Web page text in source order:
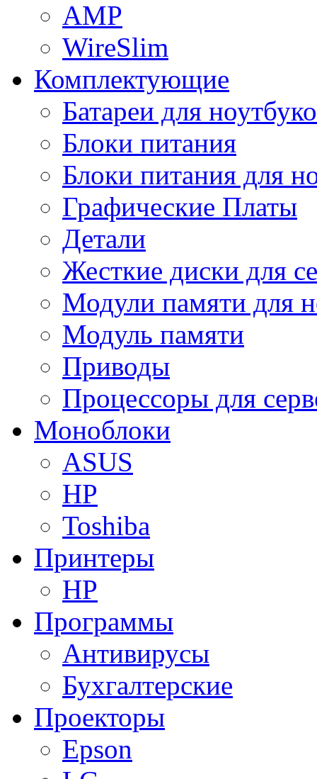
AMP
WireSlim
Комплектующие
Батареи для
Блоки питания
Блоки питания для
Графические Платы
Детали
Жесткие диски для
Модули памяти для
Модуль памяти
Приводы
Процессоры для
Моноблоки
ASUS
HP
Toshiba
Принтеры
HP
Программы
Антивирусы
Бухгалтерские
Проекторы
Epson